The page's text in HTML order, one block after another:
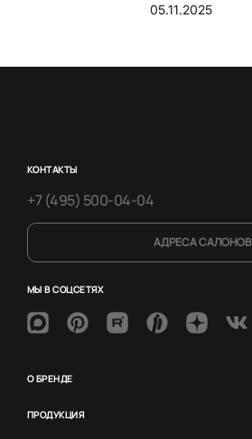
05.11.2025
КОНТАКТЫ
+7 (495) 500-04-04
АДРЕСА САЛОНОВ
МЫ В СОЦСЕТЯХ
О БРЕНДЕ
ПРОДУКЦИЯ